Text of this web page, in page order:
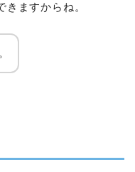
ますからね。